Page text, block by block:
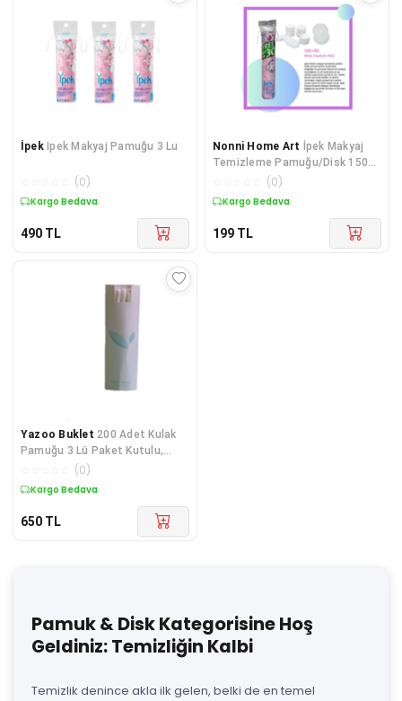
İpek Ipek Makyaj Pamuğu 3 Lu
(0)
Kargo Bedava
490 TL
Nonni Home Art İpek Makyaj
Temizleme Pamuğu/Disk 150
adet %100 Pamuk
(0)
Kargo Bedava
199 TL
Yazoo Buklet 200 Adet Kulak
Pamuğu 3 Lü Paket Kutulu,
Otel Kulak Pamuğu, Hastane
(0)
Kargo Bedava
650 TL
Pamuk & Disk Kategorisine Hoş
Geldiniz: Temizliğin Kalbi
Temizlik denince akla ilk gelen, belki de en temel